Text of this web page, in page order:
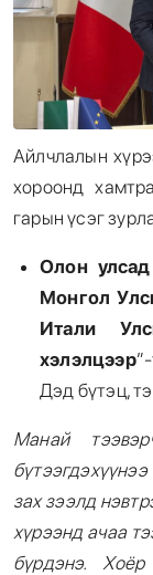
Айлчлалын
хороонд
гарын үсэг
Олон улсад
Монгол
Итали
хэлэлцээр
Дэд бүтэц,
Манай
зах зээлд
хүрээнд ачаа
бүрдэнэ.